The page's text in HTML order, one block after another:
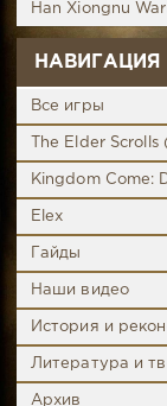
Han Xiongnu
НАВИГАЦИЯ
Все игры
The Elder Scrolls
Kingdom Come:
Elex
Гайды
Наши видео
История и
Литература и
Архив